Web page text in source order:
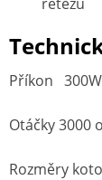
Příkon 300W
Otáčky 3000
Rozměry